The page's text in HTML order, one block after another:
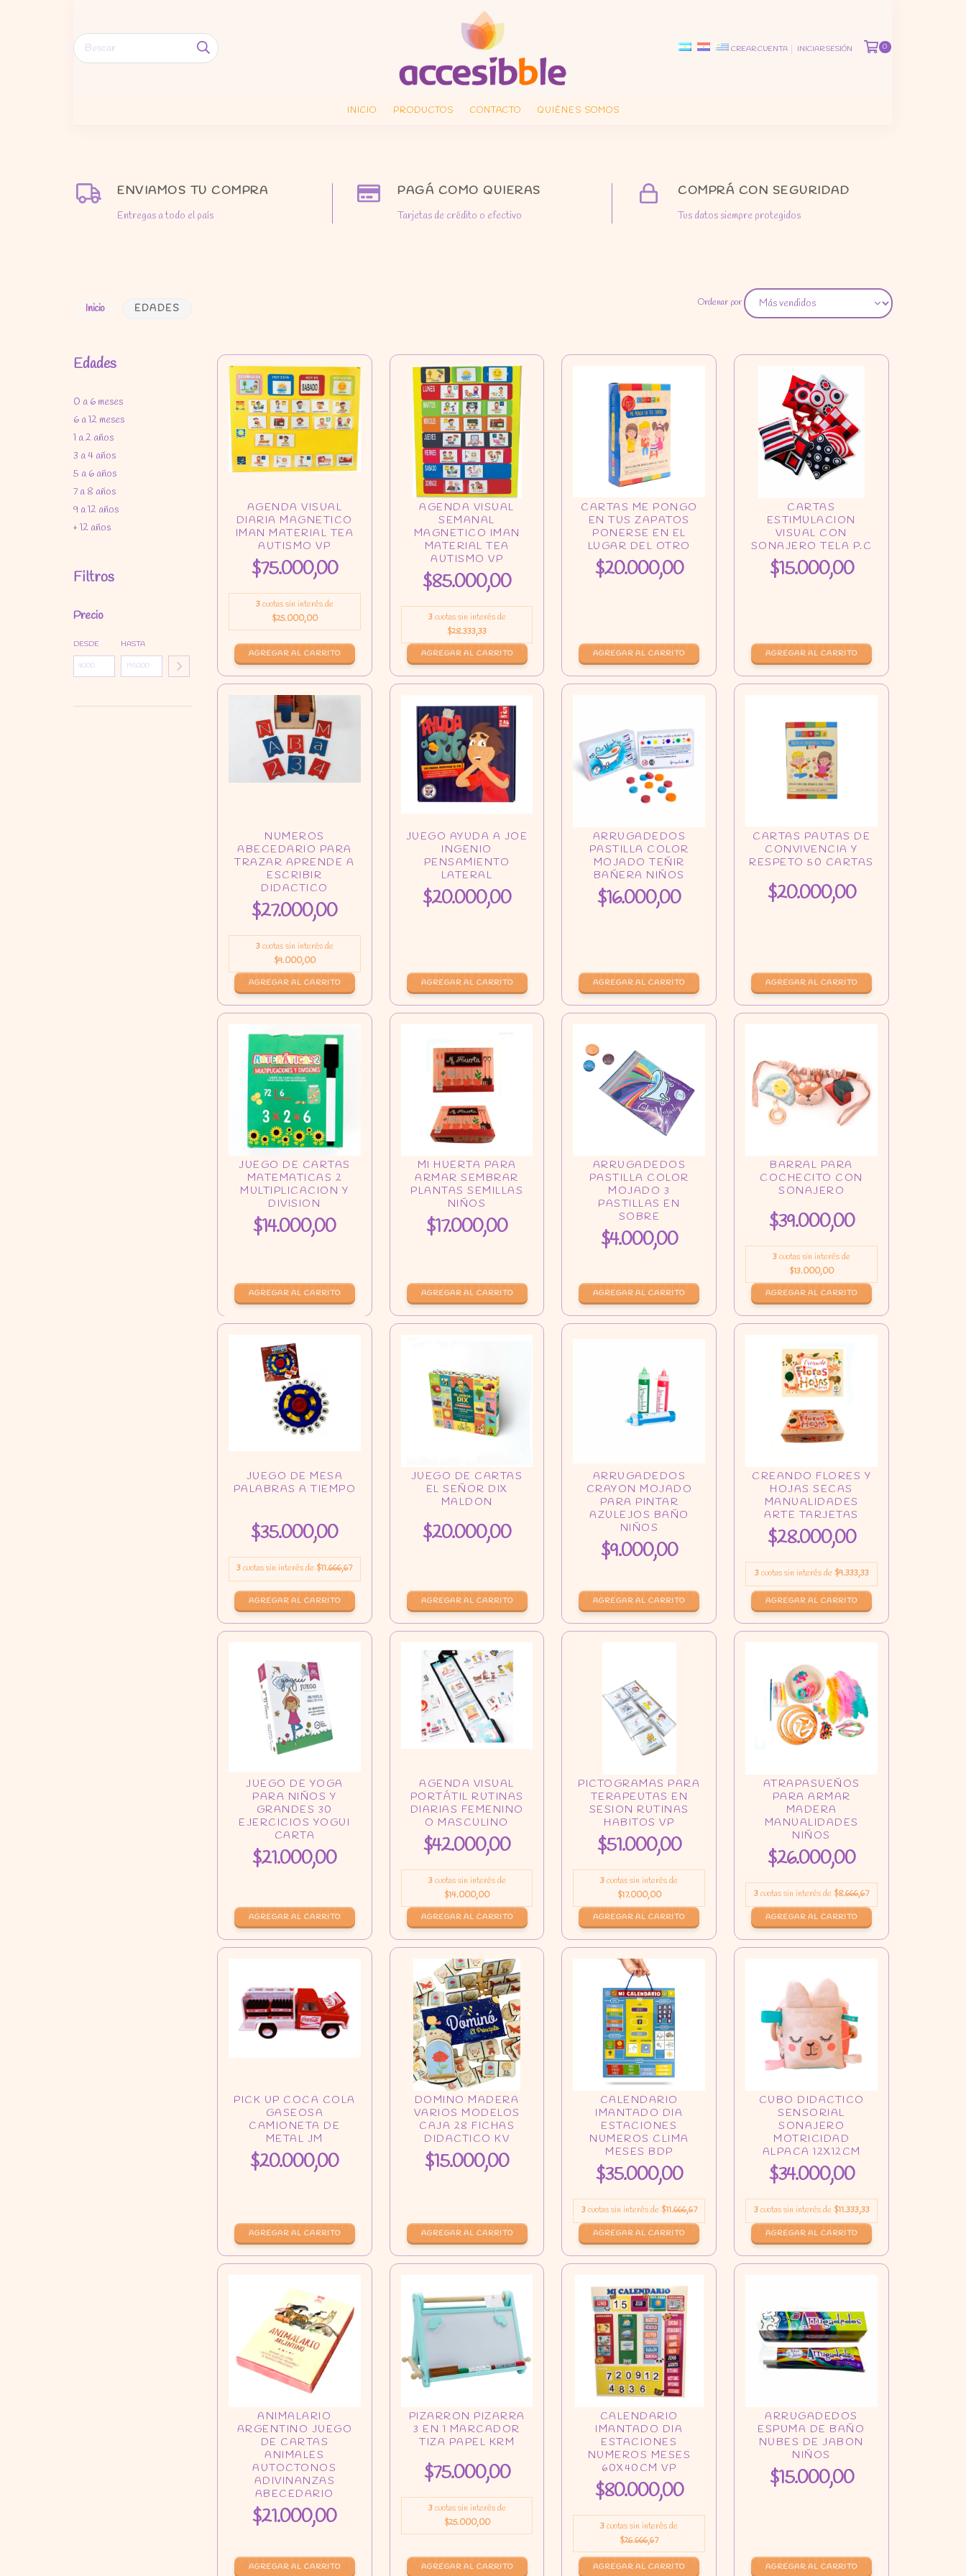
CREAR CUENTA INICIAR SESIÓN 0
INICIO PRODUCTOS CONTACTO QUIÉNES SOMOS
ENVIAMOS TU COMPRA
Entregas a todo el país
PAGÁ COMO QUIERAS
Tarjetas de crédito o efectivo
COMPRÁ CON SEGURIDAD
Tus datos siempre protegidos
Inicio EDADES Ordenar por
Edades
0 a 6 meses
6 a 12 meses
1 a 2 años
3 a 4 años
5 a 6 años
7 a 8 años
9 a 12 años
+ 12 años
Filtros
Precio
DESDE HASTA
$75.000,00
3 cuotas sin interés de
$25.000,00
AGREGAR AL CARRITO
$85.000,00
3 cuotas sin interés de
$28.333,33
AGREGAR AL CARRITO
$20.000,00 $15.000,00
$27.000,00
3 cuotas sin interés de
$9.000,00
$20.000,00 $16.000,00 $20.000,00
$14.000,00 $17.000,00
$4.000,00
$39.000,00
3cuotas sin interés de
$13.000,00
AGREGAR AL CARRITO
$35.000,00
3 cuotas sin interés de $11.666,67
$20.000,00
$9.000,00
AGREGAR AL CARRITO
$28.000,00
3 cuotas sin interés de $9.333,33
$21.000,00
$42.000,00
3 cuotas sin interés de
$14.000,00
AGREGAR AL CARRITO
$51.000,00
3 cuotas sin interés de
$17.000,00
$26.000,00
3cuotas sin interés de $8.666,67
$20.000,00 $15.000,00
AGREGAR AL CARRITO
$35.000,00
3 cuotas sin interés de $11.666,67
$34.000,00
3 cuotas sin interés de $11.333,33
$21.000,00
$75.000,00
3 cuotas sin interés de
$25.000,00
AGREGAR AL CARRITO
$80.000,00
3 cuotas sin interés de
$26.666,67
$15.000,00